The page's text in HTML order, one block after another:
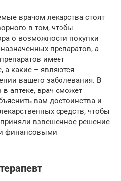
врачом лекарства стоят
в том, чтобы
о возможности покупки
препаратов, а
имеет
а какие – являются
вашего заболевания. В
в аптеке, врач сможет
вам достоинства и
средств, чтобы
взвешенное решение
финансовыми